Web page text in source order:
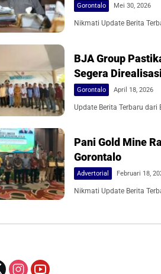
Gorontalo Mei 30, 2026
Nikmati Update Berita
BJA Group
Segera
Gorontalo April 18, 2026
Update Berita Terbaru
Pani Gold Mine
Gorontalo
Advertorial Februari 18,
Nikmati Update Berita